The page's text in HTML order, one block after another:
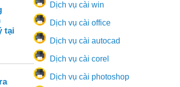
tại
Dịch vụ cài win
Dịch vụ cài office
Dịch vụ cài autocad
Dịch vụ cài corel
Dịch vụ cài photoshop